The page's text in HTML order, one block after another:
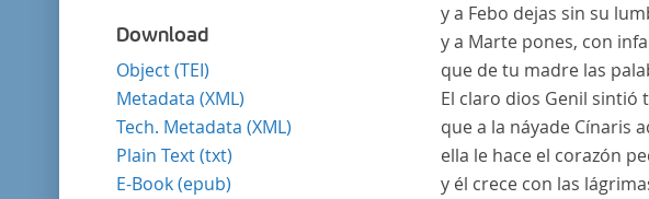
Download
Object (TEI)
Metadata (XML)
Tech. Metadata (XML)
Plain Text (txt)
E-Book (epub)
y a Febo dejas sin su
y a Marte pones, con
que de tu madre las
El claro dios Genil sintió
que a la náyade Cínaris
ella le hace el corazón
y él crece con las